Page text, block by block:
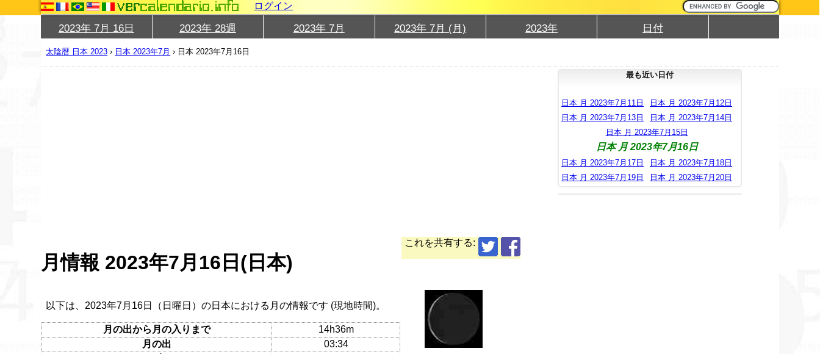
ログイン
2023年 7月 16日 2023年 28週 2023年 7月 2023年 7月 (月) 2023年 日付
太陰暦 日本 2023 › 日本 2023年7月 › 日本 2023年7月16日
これを共有する:
月情報 2023年7月16日(日本)
以下は、2023年7月16日（日曜日）の日本における月の情報です (現地時間)。
月の出から月の入りまで
14h36m
月の出
03:34
最も近い日付
日本 月 2023年7月11日
日本 月 2023年7月12日
日本 月 2023年7月13日
日本 月 2023年7月14日
日本 月 2023年7月15日
日本 月 2023年7月16日
日本 月 2023年7月17日
日本 月 2023年7月18日
日本 月 2023年7月19日
日本 月 2023年7月20日